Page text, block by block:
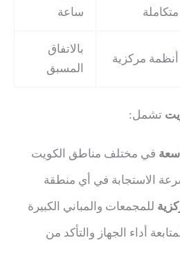
متكاملة
ساعة
أنظمة مركزية
بالاتفاق
المسبق
تشمل:
في مختلف مناطق الكويت
الاستجابة في أي منطقة
للمجمعات والمباني الكبيرة
أداء الجهاز والتأكد من